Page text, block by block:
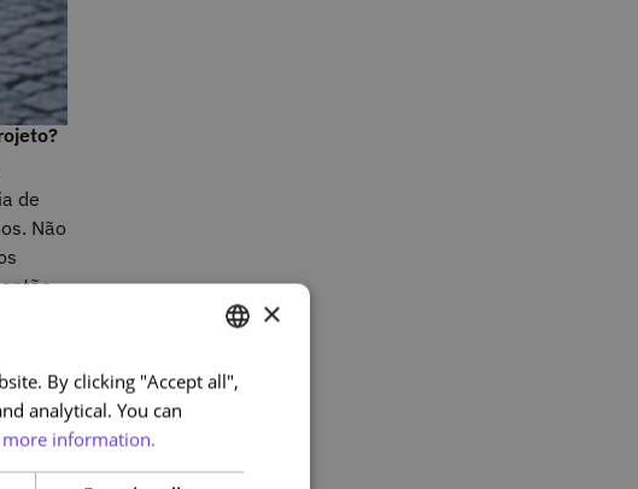
de
Não
de
ou
PORTUGUESE
ENGLISH
×
By clicking "Accept all",
analytical. You can
more information.